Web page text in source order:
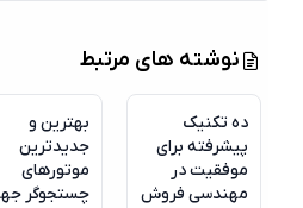
نوشته های مرتبط
ده تکنیک
پیشرفته برای
موفقیت در
مهندسی فروش
بهترین و
جدیدترین
موتورهای
چستجوگر جهان